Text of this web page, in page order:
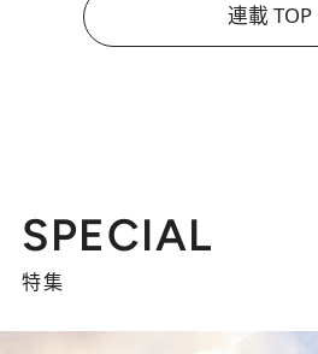
連載 TOP
SPECIAL
特集